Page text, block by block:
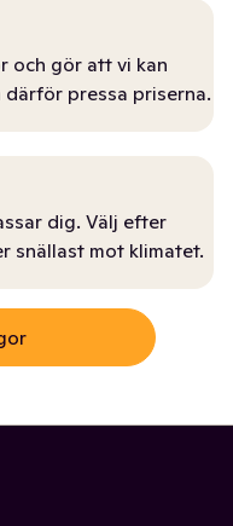
och gör att vi kan
pressa priserna.
dig. Välj efter
snällast mot klimatet.